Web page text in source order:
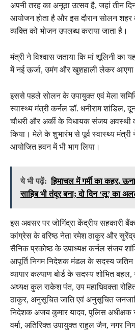
अपनी तरह का अनूठा उत्सव है, जहां तीन
आयोजन होता है और इस दौरान सोलन
व्यक्ति को भोजन उपलब्ध कराया जाता है।
मंत्री ने विश्वास जताया कि मां शूलिनी का
में नई ऊर्जा, उमंग और खुशहाली लेकर
इससे पहले सोलन के उपायुक्त एवं मेला
स्वास्थ्य मंत्री कर्नल डॉ. धनीराम शांडिल,
चौधरी और अर्की के विधायक संजय अवस्थी
किया। मेले के शुभारंभ से पूर्व स्वास्थ्य मंत्री
आयोजित हवन में भी भाग लिया।
ये भी पढ़ें: हिमाचल में गर्मी का कहर,
साहिब भी तंदूर बना; दो दिन ‘लू’ का
इस अवसर पर जोगिंद्रा केंद्रीय सहकारी
कांग्रेस के वरिष्ठ नेता रमेश ठाकुर और
सैनिक प्रकोष्ठ के उपाध्यक्ष कर्नल संजय
आपूर्ति निगम निदेशक मंडल के सदस्य जतिन
व्यापार कल्याण बोर्ड के सदस्य शोभित
अध्यक्ष कुल राकेश पंत, उप महाधिवक्ता
ठाकुर, अनुसूचित जाति एवं अनुसूचित
निदेशक अजय कुमार यादव, पुलिस अधीक्षक
वर्मा, अतिरिक्त उपायुक्त राहुल जैन, नगर